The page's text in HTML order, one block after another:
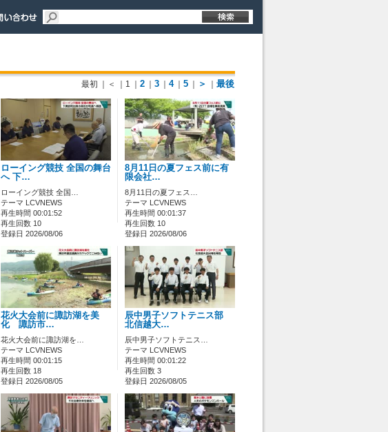
最初 ｜＜ ｜1 2 3 4 5 ＞ 最後
ローイング競技 全国の舞台
へ 下…
ローイング競技 全国…
テーマ LCVNEWS
再生時間 00:01:52
再生回数 10
登録日 2026/08/06
8月11日の夏フェス前に有
限会社…
8月11日の夏フェス…
テーマ LCVNEWS
再生時間 00:01:37
再生回数 10
登録日 2026/08/06
花火大会前に諏訪湖を美
化 諏訪市…
花火大会前に諏訪湖を…
テーマ LCVNEWS
再生時間 00:01:15
再生回数 18
登録日 2026/08/05
辰中男子ソフトテニス部
北信越大…
辰中男子ソフトテニス…
テーマ LCVNEWS
再生時間 00:01:22
再生回数 3
登録日 2026/08/05